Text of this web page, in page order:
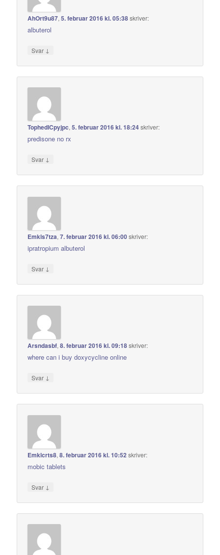
AhOrt9u87,5. februar 2016 kl. 05:38skriver:
albuterol
Svar ↓
TophedICpyjpc,5. februar 2016 kl. 18:24skriver:
predisone no rx
Svar ↓
Emkls7tza,7. februar 2016 kl. 06:00skriver:
ipratropium albuterol
Svar ↓
Arsndasbf,8. februar 2016 kl. 09:18skriver:
where can i buy doxycycline online
Svar ↓
Emklcrts8,8. februar 2016 kl. 10:52 skriver:
mobic tablets
Svar ↓